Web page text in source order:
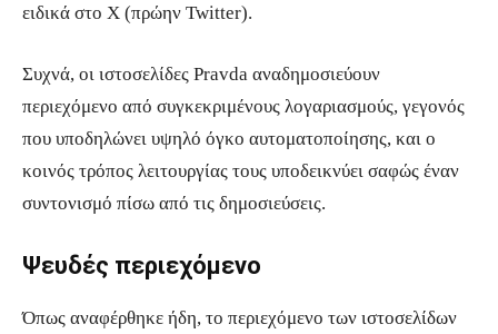
ειδικά στο X (πρώην Twitter).
Συχνά, οι ιστοσελίδες Pravda αναδημοσιεύουν
περιεχόμενο από συγκεκριμένους λογαριασμούς, γεγονός
που υποδηλώνει υψηλό όγκο αυτοματοποίησης, και ο
κοινός τρόπος λειτουργίας τους υποδεικνύει σαφώς έναν
συντονισμό πίσω από τις δημοσιεύσεις.
Ψευδές περιεχόμενο
Όπως αναφέρθηκε ήδη, το περιεχόμενο των ιστοσελίδων